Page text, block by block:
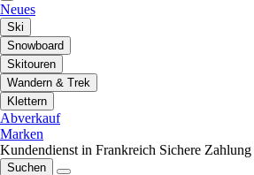
Neues
Ski
Snowboard
Skitouren
Wandern & Trek
Klettern
Abverkauf
Marken
Kundendienst in Frankreich Sichere Zahlung
Suchen